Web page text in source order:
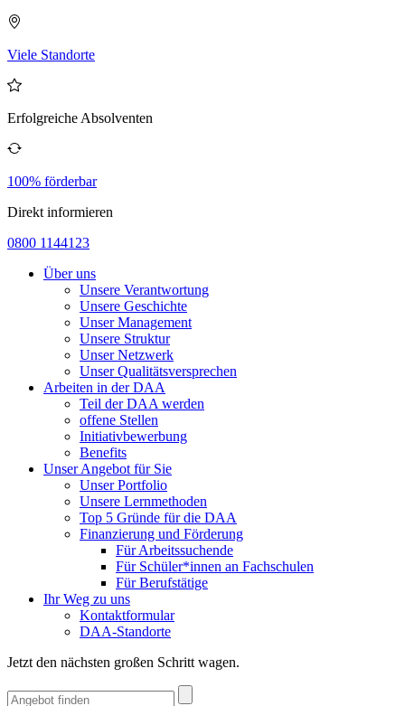
Viele Standorte
Erfolgreiche Absolventen
100% förderbar
Direkt informieren
0800 1144123
Über uns
Unsere Verantwortung
Unsere Geschichte
Unser Management
Unsere Struktur
Unser Netzwerk
Unser Qualitätsversprechen
Arbeiten in der DAA
Teil der DAA werden
offene Stellen
Initiativbewerbung
Benefits
Unser Angebot für Sie
Unser Portfolio
Unsere Lernmethoden
Top 5 Gründe für die DAA
Finanzierung und Förderung
Für Arbeitssuchende
Für Schüler*innen an Fachschulen
Für Berufstätige
Ihr Weg zu uns
Kontaktformular
DAA-Standorte
Jetzt den nächsten großen Schritt wagen.